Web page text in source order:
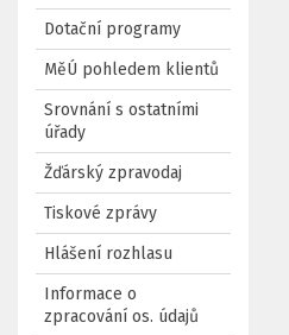
Dotační programy
MěÚ pohledem klientů
Srovnání s ostatními
úřady
Žďárský zpravodaj
Tiskové zprávy
Hlášení rozhlasu
Informace o
zpracování os. údajů